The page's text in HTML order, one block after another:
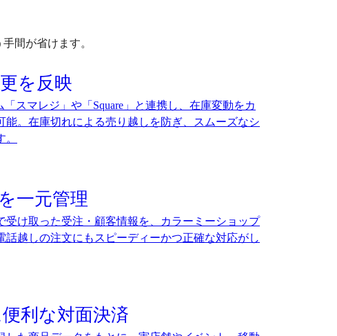
間が省けます。
を反映
「スマレジ」や「Square」と連携し、在庫変動をカ
能。在庫切れによる売り越しを防ぎ、スムーズなシ
一元管理
受け取った受注・顧客情報を、カラーミーショップ
話越しの注文にもスピーディーかつ正確な対応がし
利な対面決済